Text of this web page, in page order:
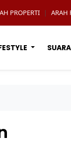
PROPERTI | ARAH